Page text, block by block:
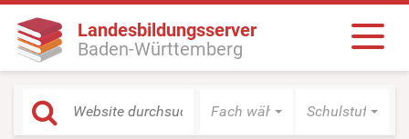
Landesbildungsserver
Baden-Württemberg
Fach wählen Schulstufe